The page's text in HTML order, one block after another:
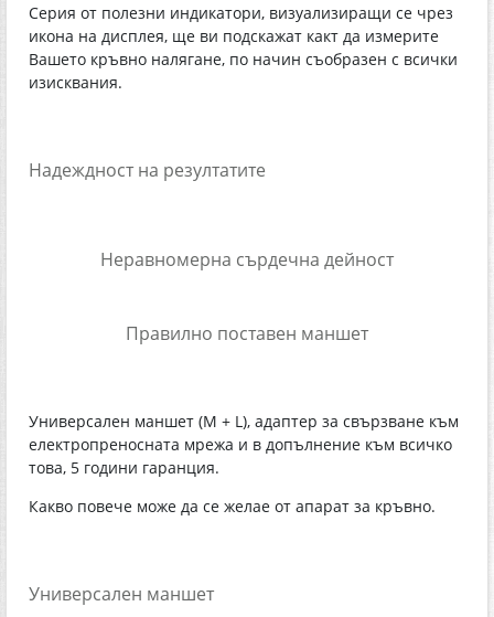
Серия от полезни индикатори, визуализиращи се чрез
икона на дисплея, ще ви подскажат какт да измерите
Вашето кръвно налягане, по начин съобразен с всички
изисквания.
Надеждност на резултатите
Неравномерна сърдечна дейност
Правилно поставен маншет
Универсален маншет (M + L), адаптер за свързване към
електропреносната мрежа и в допълнение към всичко
това, 5 години гаранция.
Какво повече може да се желае от апарат за кръвно.
Универсален маншет